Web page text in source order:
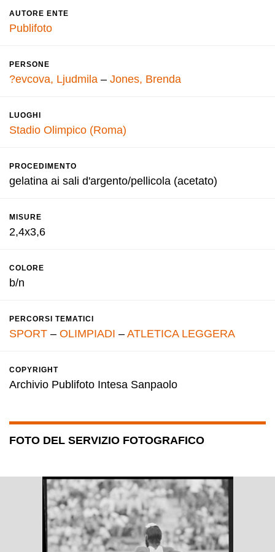
AUTORE ENTE
Publifoto
PERSONE
?evcova, Ljudmila – Jones, Brenda
LUOGHI
Stadio Olimpico (Roma)
PROCEDIMENTO
gelatina ai sali d'argento/pellicola (acetato)
MISURE
2,4x3,6
COLORE
b/n
PERCORSI TEMATICI
SPORT – OLIMPIADI – ATLETICA LEGGERA
COPYRIGHT
Archivio Publifoto Intesa Sanpaolo
FOTO DEL SERVIZIO FOTOGRAFICO